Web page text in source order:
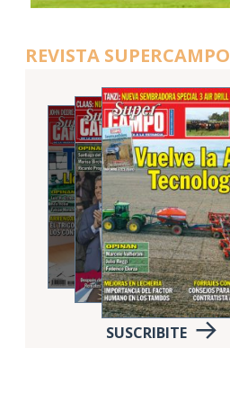
REVISTA SUPERCAMPO
SUSCRIBITE